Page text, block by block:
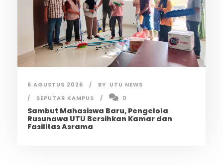
6 AGUSTUS 2026 BY UTU NEWS
SEPUTAR KAMPUS
0
Sambut Mahasiswa Baru, Pengelola
Rusunawa UTU Bersihkan Kamar dan
Fasilitas Asrama